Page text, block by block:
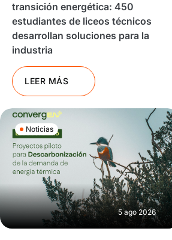
transición energética: 450
estudiantes de liceos técnicos
desarrollan soluciones para la
industria
LEER MÁS
Noticias
5 ago 2026